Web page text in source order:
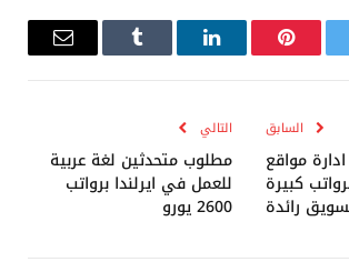
بينتيريستلينكدإن Tumblr
البريد
السابق
مواقع
كبيرة
رائدة
التالي
مطلوب متحدثين لغة عربية
للعمل في ايرلندا برواتب
2600 يورو